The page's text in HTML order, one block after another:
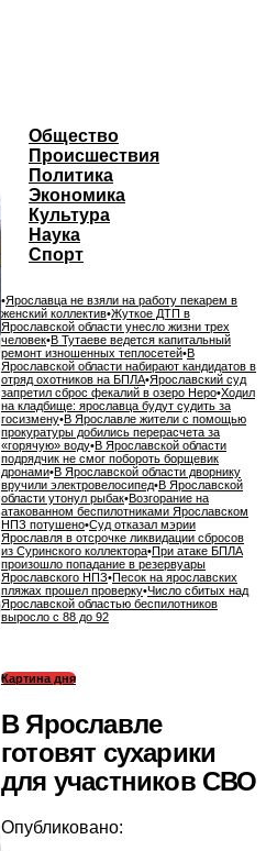
Общество
Происшествия
Политика
Экономика
Культура
Наука
Спорт
•Ярославца не взяли на работу пекарем в
женский коллектив•Жуткое ДТП в
Ярославской области унесло жизни трех
человек•В Тутаеве ведется капитальный
ремонт изношенных теплосетей•В
Ярославской области набирают кандидатов в
отряд охотников на БПЛА•Ярославский суд
запретил сброс фекалий в озеро Неро•Ходил
на кладбище: ярославца будут судить за
госизмену•В Ярославле жители с помощью
прокуратуры добились перерасчета за
«горячую» воду•В Ярославской области
подрядчик не смог побороть борщевик
дронами•В Ярославской области дворнику
вручили электровелосипед•В Ярославской
области утонул рыбак•Возгорание на
атакованном беспилотниками Ярославском
НПЗ потушено•Суд отказал мэрии
Ярославля в отсрочке ликвидации сбросов
из Суринского коллектора•При атаке БПЛА
произошло попадание в резервуары
Ярославского НПЗ•Песок на ярославских
пляжах прошел проверку•Число сбитых над
Ярославской областью беспилотников
выросло с 88 до 92
Картина дня
В Ярославле
готовят сухарики
для участников СВО
Опубликовано: